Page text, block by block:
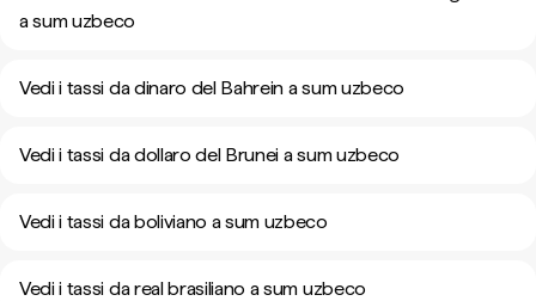
a sum uzbeco
Vedi i tassi da dinaro del Bahrein a sum uzbeco
Vedi i tassi da dollaro del Brunei a sum uzbeco
Vedi i tassi da boliviano a sum uzbeco
Vedi i tassi da real brasiliano a sum uzbeco